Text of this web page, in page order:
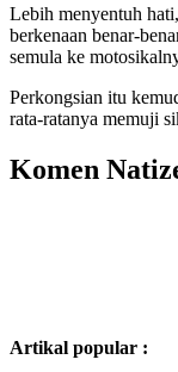
Lebih menyentuh
berkenaan benar-
semula ke
Perkongsian itu
rata-ratanya memuji
Komen
Artikal popular :